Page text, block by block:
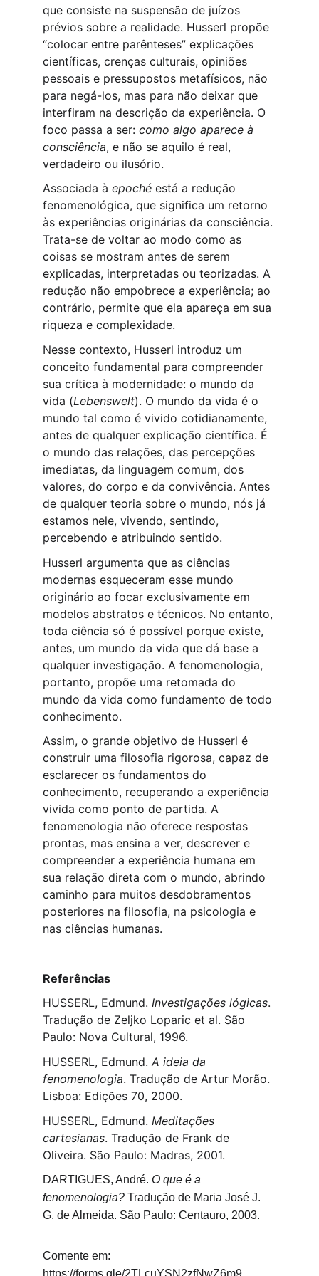
que consiste na suspensão de juízos
prévios sobre a realidade. Husserl propõe
“colocar entre parênteses” explicações
científicas, crenças culturais, opiniões
pessoais e pressupostos metafísicos, não
para negá-los, mas para não deixar que
interfiram na descrição da experiência. O
foco passa a ser: como algo aparece à
consciência, e não se aquilo é real,
verdadeiro ou ilusório.
Associada à epoché está a redução
fenomenológica, que significa um retorno
às experiências originárias da consciência.
Trata-se de voltar ao modo como as
coisas se mostram antes de serem
explicadas, interpretadas ou teorizadas. A
redução não empobrece a experiência; ao
contrário, permite que ela apareça em sua
riqueza e complexidade.
Nesse contexto, Husserl introduz um
conceito fundamental para compreender
sua crítica à modernidade: o mundo da
vida (Lebenswelt). O mundo da vida é o
mundo tal como é vivido cotidianamente,
antes de qualquer explicação científica. É
o mundo das relações, das percepções
imediatas, da linguagem comum, dos
valores, do corpo e da convivência. Antes
de qualquer teoria sobre o mundo, nós já
estamos nele, vivendo, sentindo,
percebendo e atribuindo sentido.
Husserl argumenta que as ciências
modernas esqueceram esse mundo
originário ao focar exclusivamente em
modelos abstratos e técnicos. No entanto,
toda ciência só é possível porque existe,
antes, um mundo da vida que dá base a
qualquer investigação. A fenomenologia,
portanto, propõe uma retomada do
mundo da vida como fundamento de todo
conhecimento.
Assim, o grande objetivo de Husserl é
construir uma filosofia rigorosa, capaz de
esclarecer os fundamentos do
conhecimento, recuperando a experiência
vivida como ponto de partida. A
fenomenologia não oferece respostas
prontas, mas ensina a ver, descrever e
compreender a experiência humana em
sua relação direta com o mundo, abrindo
caminho para muitos desdobramentos
posteriores na filosofia, na psicologia e
nas ciências humanas.
Referências
HUSSERL, Edmund. Investigações lógicas.
Tradução de Zeljko Loparic et al. São
Paulo: Nova Cultural, 1996.
HUSSERL, Edmund. A ideia da
fenomenologia. Tradução de Artur Morão.
Lisboa: Edições 70, 2000.
HUSSERL, Edmund. Meditações
cartesianas. Tradução de Frank de
Oliveira. São Paulo: Madras, 2001.
DARTIGUES, André. O que é a
fenomenologia? Tradução de Maria José J.
G. de Almeida. São Paulo: Centauro, 2003.
Comente em: